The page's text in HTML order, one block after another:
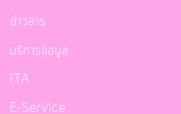
ข่าวสาร
บริการข้อมูล
ITA
E-Service